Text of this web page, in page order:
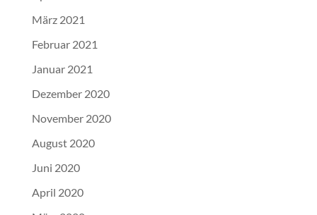
März 2021
Februar 2021
Januar 2021
Dezember 2020
November 2020
August 2020
Juni 2020
April 2020